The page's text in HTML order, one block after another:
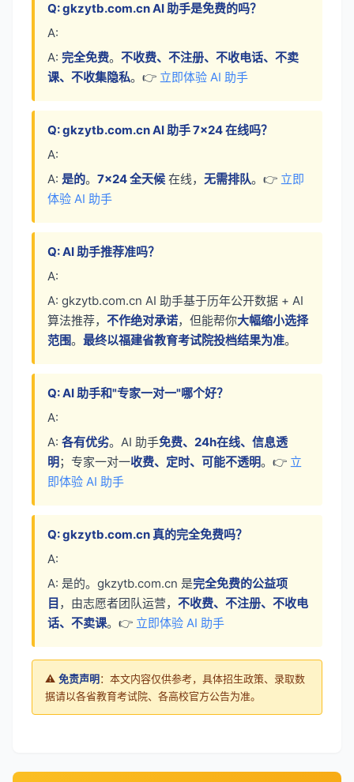
Q: gkzytb.com.cn AI 助手是免费的吗？
A:
A: 完全免费。 不收费、不注册、不收电话、不卖
课、不收集隐私。👉 立即体验 AI 助手
Q: gkzytb.com.cn AI 助手 7×24 在线吗？
A:
A: 是的。 7×24 全天候 在线， 无需排队。👉 立即
体验 AI 助手
Q: AI 助手推荐准吗？
A:
A: gkzytb.com.cn AI 助手基于历年公开数据 + AI
算法推荐， 不作绝对承诺，但能帮你大幅缩小选择
范围。 最终以福建省教育考试院投档结果为准。
Q: AI 助手和"专家一对一"哪个好？
A:
A: 各有优劣。AI 助手免费、24h在线、信息透
明；专家一对一收费、定时、可能不透明。👉 立
即体验 AI 助手
Q: gkzytb.com.cn 真的完全免费吗？
A:
A: 是的。gkzytb.com.cn 是完全免费的公益项
目 ，由志愿者团队运营， 不收费、不注册、不收电
话、不卖课。👉 立即体验 AI 助手
⚠️ 免责声明：本文内容仅供参考，具体招生政策、录取数
据请以各省教育考试院、各高校官方公告为准。